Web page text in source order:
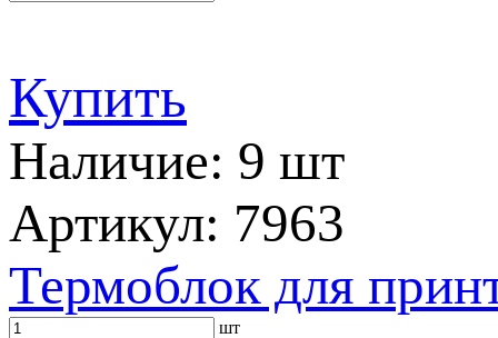
Купить
Наличие: 9 шт
Артикул: 7963
Термоблок для
шт